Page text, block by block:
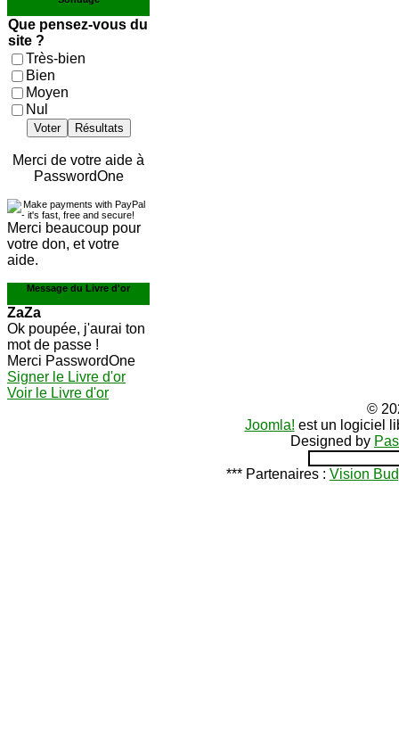
Que pensez-vous du
site ?
Très-bien
Bien
Moyen
Nul
Voter Résultats
Merci de votre aide à
PasswordOne
Merci beaucoup pour
votre don, et votre
aide.
Message du Livre d'or
ZaZa
Ok poupée, j'aurai ton
mot de passe !
Merci PasswordOne
Signer le Livre d'or
Voir le Livre d'or
©
Joomla! est un logiciel
Designed by
*** Partenaires : Vision